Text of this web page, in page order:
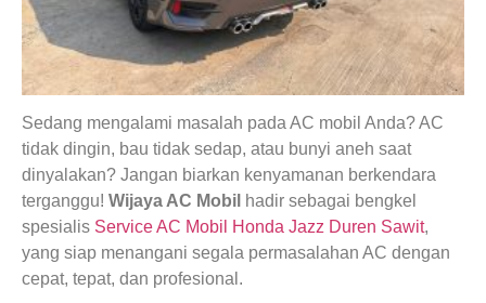
Sedang mengalami masalah pada AC mobil Anda? AC
tidak dingin, bau tidak sedap, atau bunyi aneh saat
dinyalakan? Jangan biarkan kenyamanan berkendara
terganggu! Wijaya AC Mobil hadir sebagai bengkel
spesialis Service AC Mobil Honda Jazz Duren Sawit,
yang siap menangani segala permasalahan AC dengan
cepat, tepat, dan profesional.